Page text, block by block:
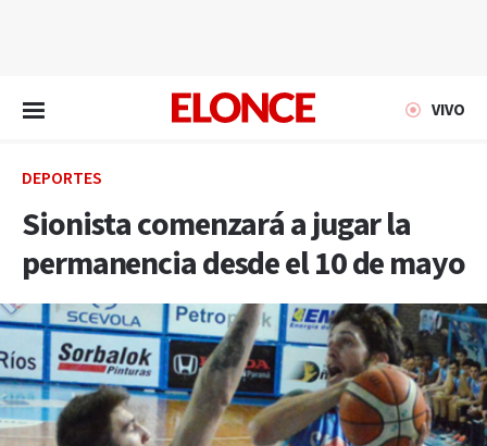
VIVO
DEPORTES
Sionista comenzará a jugar la
permanencia desde el 10 de mayo